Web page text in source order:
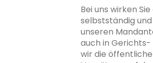
Bei uns wirken
selbstständig
unseren
auch in
wir die